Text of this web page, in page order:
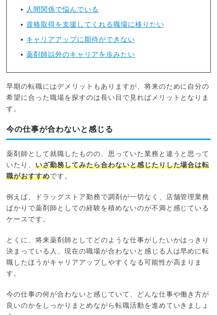
人間関係で悩んでいる
資格取得を支援してくれる職場に移りたい
キャリアアップに期待ができない
薬剤師以外のキャリアを歩みたい
早期の転職にはデメリットもありますが、将来のために自分の
希望に合った職場を探すのは長い目で見ればメリットとなりま
す。
今の仕事が合わないと感じる
薬剤師として就職したものの、思っていた業務と違うと思って
いたり、いざ勤務してみたら合わないと感じたりした場合は転
職がおすすめです。
例えば、ドラッグストア勤務で調剤が一切なく、店舗管理業務
ばかりで薬剤師としての経験を積めないのが不満と感じている
ケースです。
とくに、将来薬剤師としてどのような仕事がしたいかはっきり
決まっている人、現在の職場が合わないと感じる人は早めに転
職したほうがキャリアアップしやすくなる可能性が高まりま
す。
今の仕事の何が合わないと感じていて、どんな仕事や働き方が
良いのかをしっかりまとめながら転職活動を進めていきましょ